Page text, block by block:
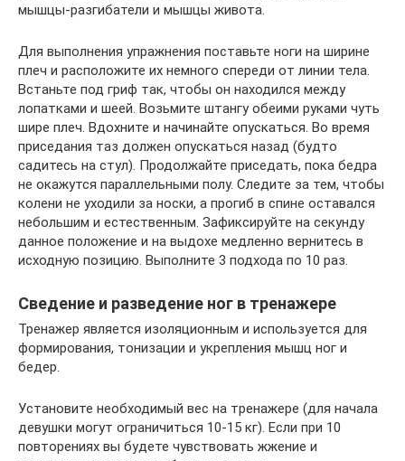
мышцы-разгибатели и мышцы живота.
Для выполнения упражнения поставьте ноги на ширине
плеч и расположите их немного спереди от линии тела.
Встаньте под гриф так, чтобы он находился между
лопатками и шеей. Возьмите штангу обеими руками чуть
шире плеч. Вдохните и начинайте опускаться. Во время
приседания таз должен опускаться назад (будто
садитесь на стул). Продолжайте приседать, пока бедра
не окажутся параллельными полу. Следите за тем, чтобы
колени не уходили за носки, а прогиб в спине оставался
небольшим и естественным. Зафиксируйте на секунду
данное положение и на выдохе медленно вернитесь в
исходную позицию. Выполните 3 подхода по 10 раз.
Сведение и разведение ног в тренажере
Тренажер является изоляционным и используется для
формирования, тонизации и укрепления мышц ног и
бедер.
Установите необходимый вес на тренажере (для начала
девушки могут ограничиться 10-15 кг). Если при 10
повторениях вы будете чувствовать жжение и